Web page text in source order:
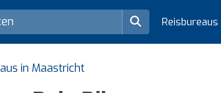
Reisbureaus
in Maastricht